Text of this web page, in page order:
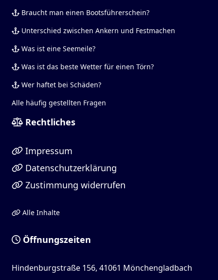
Braucht man einen Bootsführerschein?
Unterschied zwischen Ankern und Festmachen
Was ist eine Seemeile?
Was ist das beste Wetter für einen Törn?
Wer haftet bei Schäden?
Alle häufig gestellten Fragen
Rechtliches
Impressum
Datenschutzerklärung
Zustimmung widerrufen
Alle Inhalte
Öffnungszeiten
Hindenburgstraße 156, 41061 Mönchengladbach